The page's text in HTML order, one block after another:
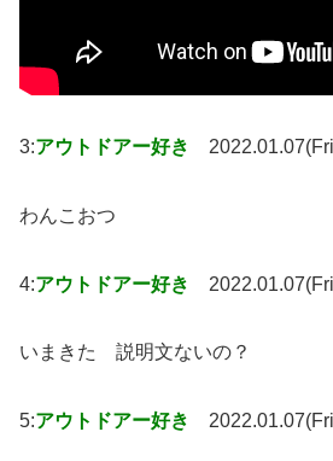
3:アウトドアー好き
わんこおつ
4:アウトドアー好き
いまきた 説明文ないの？
5:アウトドアー好き